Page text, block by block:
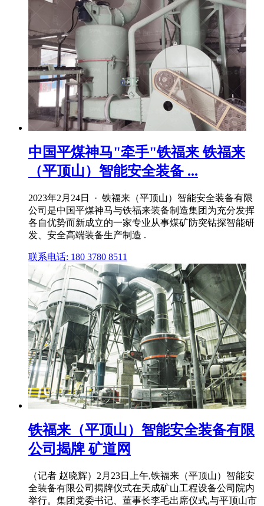
中国平煤神马"牵手"铁福来 铁福来
（平顶山）智能安全装备 ...
2023年2月24日 · 铁福来（平顶山）智能安全装备有限
公司是中国平煤神马与铁福来装备制造集团为充分发挥
各自优势而新成立的一家专业从事煤矿防突钻探智能研
发、安全高端装备生产制造 .
联系电话: 180 3780 8511
铁福来（平顶山）智能安全装备有限
公司揭牌 矿道网
（记者 赵晓辉）2月23日上午,铁福来（平顶山）智能安
全装备有限公司揭牌仪式在天成矿山工程设备公司院内
举行。集团党委书记、董事长李毛出席仪式,与平顶山市